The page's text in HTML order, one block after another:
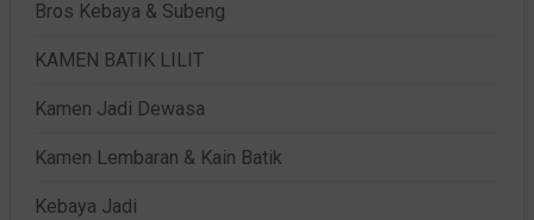
Bros Kebaya & Subeng
KAMEN BATIK LILIT
Kamen Jadi Dewasa
Kamen Lembaran & Kain Batik
Kebaya Jadi